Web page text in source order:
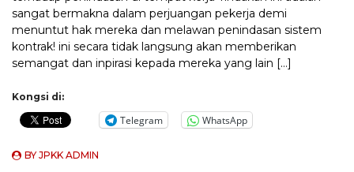
sangat bermakna dalam perjuangan pekerja demi
menuntut hak mereka dan melawan penindasan sistem
kontrak! ini secara tidak langsung akan memberikan
semangat dan inpirasi kepada mereka yang lain […]
Kongsi di:
Telegram WhatsApp
BYJPKK ADMIN